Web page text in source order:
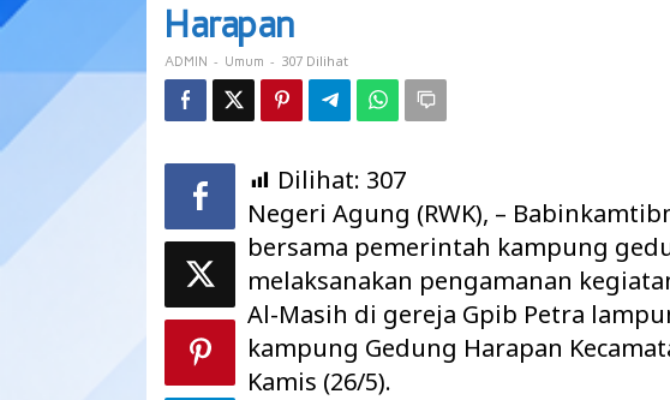
Harapan
Harapan
ADMIN - Umum - 307 Dilihat
Dilihat: 307
Negeri Agung (RWK), –
bersama pemerintah kampung
melaksanakan pengamanan
Al-Masih di gereja Gpib Petra
kampung Gedung Harapan
Kamis (26/5).